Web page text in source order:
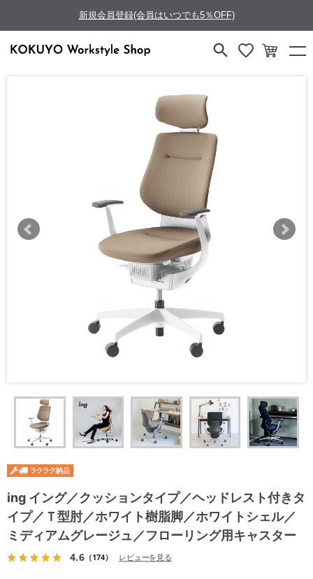
新規会員登録(会員はいつでも5％OFF)
ing イング／クッションタイプ／ヘッドレスト付きタ
イプ／Ｔ型肘／ホワイト樹脂脚／ホワイトシェル／
ミディアムグレージュ／フローリング用キャスター
4.6（174） レビューを見る